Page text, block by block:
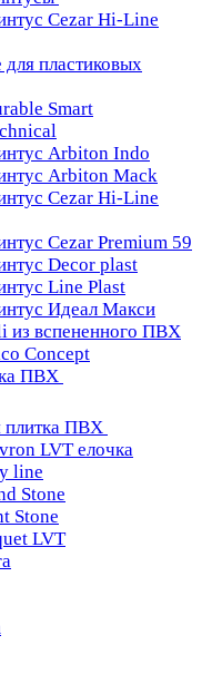
Cezar Hi-Line
пластиковых
Smart
Arbiton Indo
Arbiton Mack
Cezar Hi-Line
Cezar Premium 59
Decor plast
Line Plast
Идеал Макси
из вспененного ПВХ
Concept
ПВХ
плитка ПВХ
LVT елочка
line
Stone
Stone
LVT